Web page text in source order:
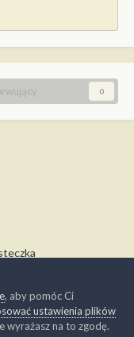
0
, aby pomóc Ci
ustawienia plików
wyrażasz na to zgodę.